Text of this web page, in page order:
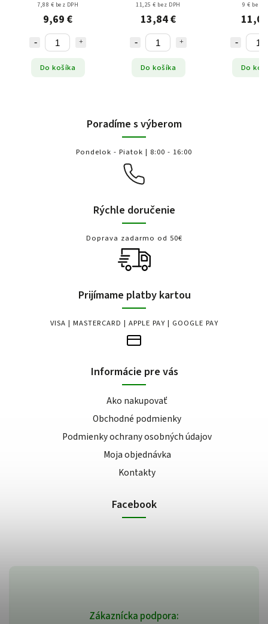
nízkohistamínové 0,5l
7,88 € bez DPH
9,69 €
Do košíka
nízkohistamínové
0,75l
11,25 € bez DPH
13,84 €
Do košíka
9 € bez
Do
Zákaznícka podpora:
Poradíme s výberom
Pondelok - Piatok | 8:00 - 16:00
Rýchle doručenie
Doprava zadarmo od 50€
Prijímame platby kartou
VISA | MASTERCARD | APPLE PAY | GOOGLE PAY
Informácie pre vás
Ako nakupovať
Obchodné podmienky
Podmienky ochrany osobných údajov
Moja objednávka
Kontakty
Facebook